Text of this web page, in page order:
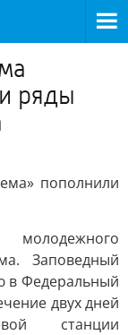
ряды
пополнили
Заповедный
в Федеральный
двух дней
станции